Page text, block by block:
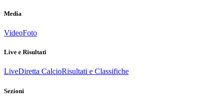
Media
VideoFoto
Live e Risultati
LiveDiretta CalcioRisultati e Classifiche
Sezioni